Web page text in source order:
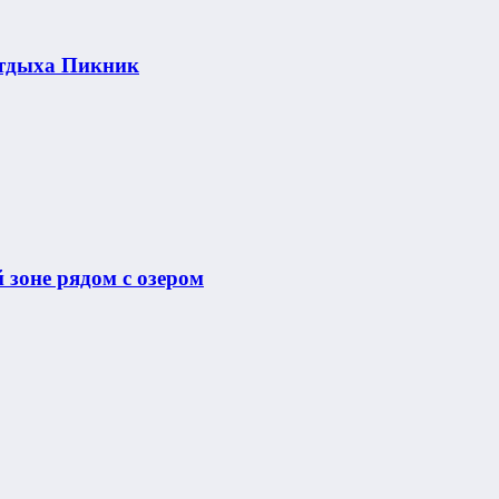
Пикник
зоне рядом с озером